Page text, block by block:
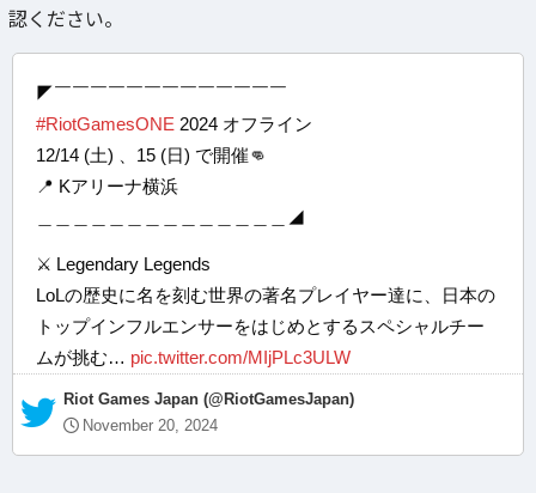
認ください。
◤￣￣￣￣￣￣￣￣￣￣￣￣￣
#RiotGamesONE 2024 オフライン
12/14 (土) 、15 (日) で開催👊
📍 Kアリーナ横浜
＿＿＿＿＿＿＿＿＿＿＿＿＿＿◢
⚔️ Legendary Legends
LoLの歴史に名を刻む世界の著名プレイヤー達に、日本の
トップインフルエンサーをはじめとするスペシャルチー
ムが挑む… pic.twitter.com/MIjPLc3ULW
— Riot Games Japan (@RiotGamesJapan)
November 20, 2024